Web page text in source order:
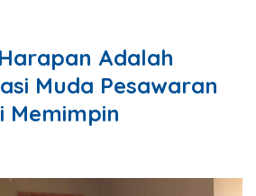
Adalah
Muda Pesawaran
Memimpin